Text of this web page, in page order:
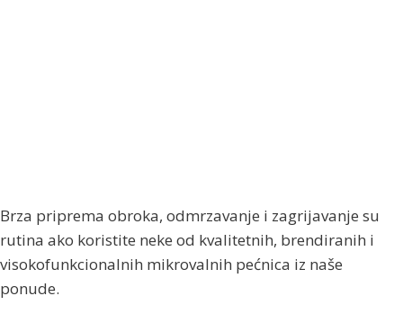
Brza priprema obroka, odmrzavanje i zagrijavanje su
rutina ako koristite neke od kvalitetnih, brendiranih i
visokofunkcionalnih mikrovalnih pećnica iz naše
ponude.